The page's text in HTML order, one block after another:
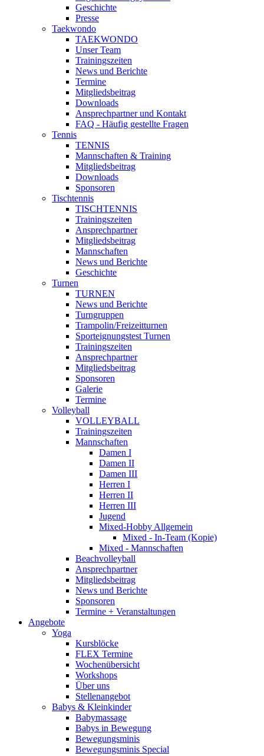
Geschichte
Presse
Taekwondo
TAEKWONDO
Unser Team
Trainingszeiten
News und Berichte
Termine
Mitgliedsbeitrag
Downloads
Ansprechpartner und Kontakt
FAQ - Häufig gestellte Fragen
Tennis
TENNIS
Mannschaften & Training
Mitgliedsbeitrag
Downloads
Sponsoren
Tischtennis
TISCHTENNIS
Trainingszeiten
Ansprechpartner
Mitgliedsbeitrag
Mannschaften
News und Berichte
Geschichte
Turnen
TURNEN
News und Berichte
Turngruppen
Trampolin/Freizeitturnen
Sporteignungstest Turnen
Trainingszeiten
Ansprechpartner
Mitgliedsbeitrag
Sponsoren
Galerie
Termine
Volleyball
VOLLEYBALL
Trainingszeiten
Mannschaften
Damen I
Damen II
Damen III
Herren I
Herren II
Herren III
Jugend
Mixed-Hobby Allgemein
Mixed - In-Team (Kopie)
Mixed - Mannschaften
Beachvolleyball
Ansprechpartner
Mitgliedsbeitrag
News und Berichte
Sponsoren
Termine + Veranstaltungen
Angebote
Yoga
Kursblöcke
FLEX Termine
Wochenübersicht
Workshops
Über uns
Stellenangebot
Babys & Kleinkinder
Babymassage
Babys in Bewegung
Bewegungsminis
Bewegungsminis Special